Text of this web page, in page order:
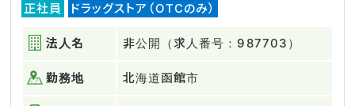
正社員 ドラッグストア（OTCのみ）
法人名 非公開（求人番号：987703）
勤務地 北海道函館市